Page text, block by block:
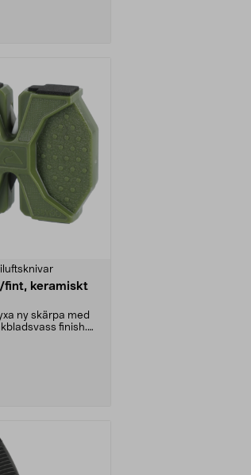
fint, keramiskt
ny skärpa med
finish.